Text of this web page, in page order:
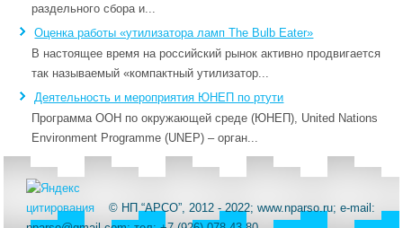
раздельного сбора и...
Оценка работы «утилизатора ламп The Bulb Eater»
В настоящее время на российский рынок активно продвигается
так называемый «компактный утилизатор...
Деятельность и мероприятия ЮНЕП по ртути
Программа ООН по окружающей среде (ЮНЕП), United Nations
Environment Programme (UNEP) – орган...
© НП “АРСО”, 2012 - 2022; www.nparso.ru; e-mail: